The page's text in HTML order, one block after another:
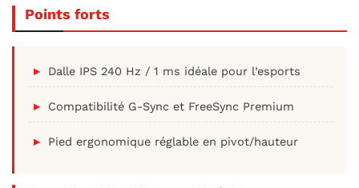
Points forts
Dalle IPS 240 Hz / 1 ms idéale pour l’esports
Compatibilité G-Sync et FreeSync Premium
Pied ergonomique réglable en pivot/hauteur